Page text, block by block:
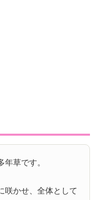
年草です。
咲かせ、全体として